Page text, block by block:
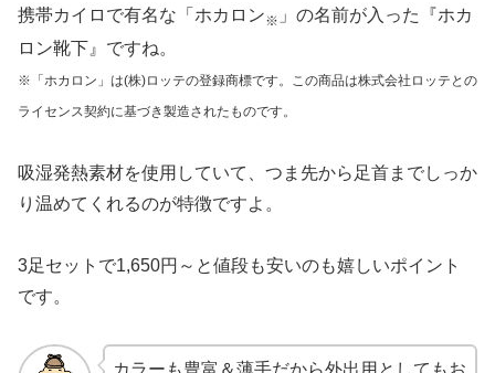
携帯カイロで有名な「ホカロン※ 」の名前が入った『ホカ
ロン靴下』ですね。
※「ホカロン」は(株)ロッテの登録商標です。この商品は株式会社ロッテとの
ライセンス契約に基づき製造されたものです。
吸湿発熱素材を使用していて、つま先から足首までしっか
り温めてくれるのが特徴ですよ。
3足セットで1,650円～と値段も安いのも嬉しいポイント
です。